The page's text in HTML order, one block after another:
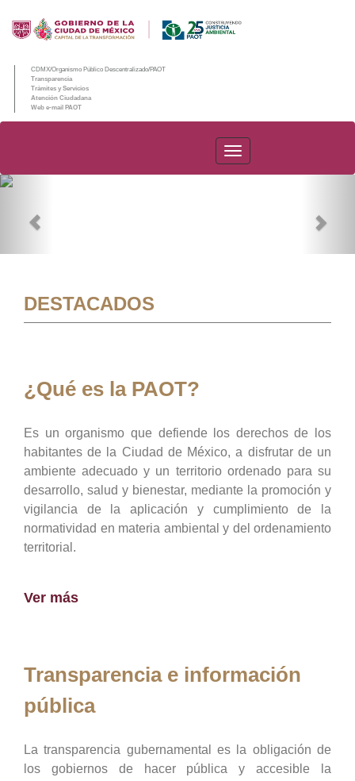
CDMX/Organismo Público Descentralizado/PAOT
Transparencia
Trámites y Servicios
Atención Ciudadana
Web e-mail PAOT
PAOT
DESTACADOS
¿Qué es la PAOT?
Es un organismo que defiende los derechos de los
habitantes de la Ciudad de México, a disfrutar de un
ambiente adecuado y un territorio ordenado para su
desarrollo, salud y bienestar, mediante la promoción y
vigilancia de la aplicación y cumplimiento de la
normatividad en materia ambiental y del ordenamiento
territorial.
Ver más
Transparencia e información
pública
La transparencia gubernamental es la obligación de
los gobiernos de hacer pública y accesible la